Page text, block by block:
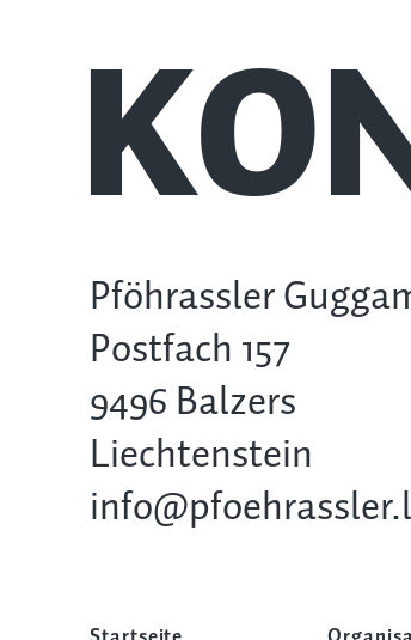
Pföhrassler
Postfach 157
9496 Balzers
Liechtenstein